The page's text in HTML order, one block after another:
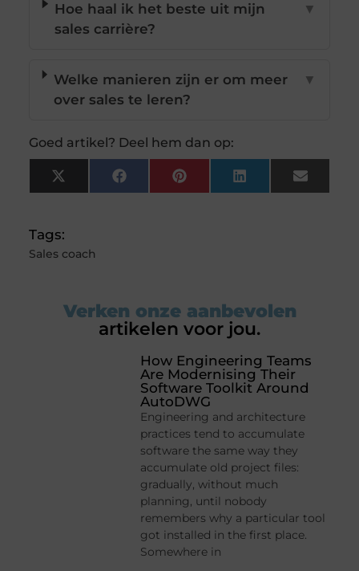
Hoe haal ik het beste uit mijn
sales carrière?
▼
Welke manieren zijn er om meer
over sales te leren?
▼
Goed artikel? Deel hem dan op:
X
(Twitter)
FacebookPinterestLinkedInEmail
Tags:
Sales coach
Verken onze aanbevolen
artikelen voor jou.
How Engineering Teams
Are Modernising Their
Software Toolkit Around
AutoDWG
Engineering and architecture
practices tend to accumulate
software the same way they
accumulate old project files:
gradually, without much
planning, until nobody
remembers why a particular tool
got installed in the first place.
Somewhere in